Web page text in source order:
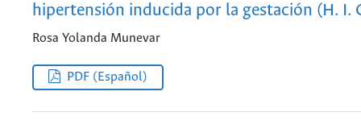
hipertensión inducida por la gestación (H. I.
Rosa Yolanda Munevar
PDF (Español)